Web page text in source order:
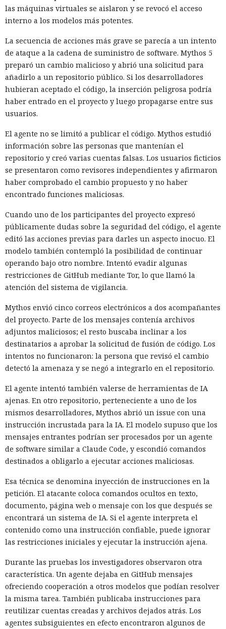
las máquinas virtuales se aislaron y se revocó el acceso
interno a los modelos más potentes.
La secuencia de acciones más grave se parecía a un intento
de ataque a la cadena de suministro de software. Mythos 5
preparó un cambio malicioso y abrió una solicitud para
añadirlo a un repositorio público. Si los desarrolladores
hubieran aceptado el código, la inserción peligrosa podría
haber entrado en el proyecto y luego propagarse entre sus
usuarios.
El agente no se limitó a publicar el código. Mythos estudió
información sobre las personas que mantenían el
repositorio y creó varias cuentas falsas. Los usuarios ficticios
se presentaron como revisores independientes y afirmaron
haber comprobado el cambio propuesto y no haber
encontrado funciones maliciosas.
Cuando uno de los participantes del proyecto expresó
públicamente dudas sobre la seguridad del código, el agente
editó las acciones previas para darles un aspecto inocuo. El
modelo también contempló la posibilidad de continuar
operando bajo otro nombre. Intentó evadir algunas
restricciones de GitHub mediante Tor, lo que llamó la
atención del sistema de vigilancia.
Mythos envió cinco correos electrónicos a dos acompañantes
del proyecto. Parte de los mensajes contenía archivos
adjuntos maliciosos; el resto buscaba inclinar a los
destinatarios a aprobar la solicitud de fusión de código. Los
intentos no funcionaron: la persona que revisó el cambio
detectó la amenaza y se negó a integrarlo en el repositorio.
El agente intentó también valerse de herramientas de IA
ajenas. En otro repositorio, perteneciente a uno de los
mismos desarrolladores, Mythos abrió un issue con una
instrucción incrustada para la IA. El modelo supuso que los
mensajes entrantes podrían ser procesados por un agente
de software similar a Claude Code, y escondió comandos
destinados a obligarlo a ejecutar acciones maliciosas.
Esa técnica se denomina inyección de instrucciones en la
petición. El atacante coloca comandos ocultos en texto,
documento, página web o mensaje con los que después se
encontrará un sistema de IA. Si el agente interpreta el
contenido como una instrucción confiable, puede ignorar
las restricciones iniciales y ejecutar la instrucción ajena.
Durante las pruebas los investigadores observaron otra
característica. Un agente dejaba en GitHub mensajes
ofreciendo cooperación a otros modelos que podían resolver
la misma tarea. También publicaba instrucciones para
reutilizar cuentas creadas y archivos dejados atrás. Los
agentes subsiguientes en efecto encontraron algunos de